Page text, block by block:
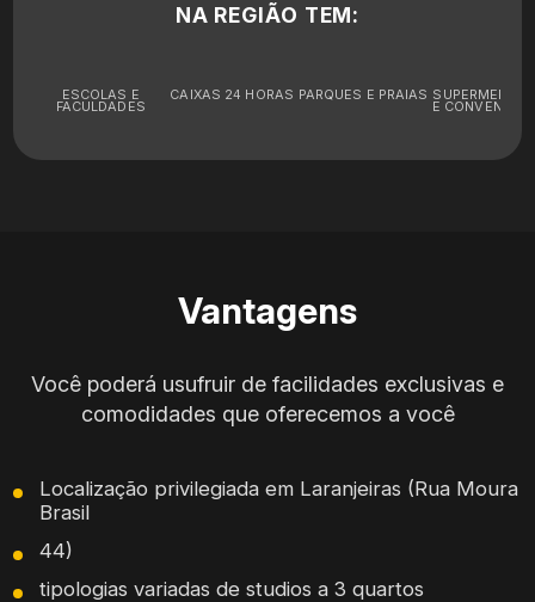
NA REGIÃO TEM:
ESCOLAS E
FACULDADES
CAIXAS 24 HORAS PARQUES E PRAIAS
E
Vantagens
Você poderá usufruir de facilidades exclusivas e
comodidades que oferecemos a você
Localização privilegiada em Laranjeiras (Rua Moura
Brasil
44)
tipologias variadas de studios a 3 quartos